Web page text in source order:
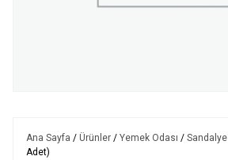
Ana Sayfa / Ürünler / Yemek Odası / Sandalye
Adet)